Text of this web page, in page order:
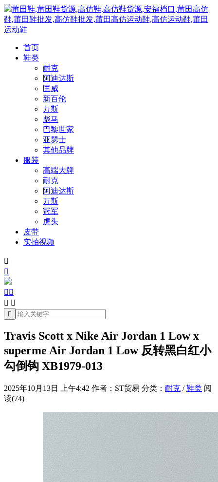
莆田鞋,莆田鞋货源,高仿鞋,高仿鞋货源,安福档口,莆田高仿
鞋,莆田鞋批发,高仿鞋批发,莆田高仿运动鞋,高仿运动鞋,莆田
运动鞋
首页
鞋类
耐克
阿迪达斯
匡威
新百伦
万斯
彪马
巴黎世家
亚瑟士
其他品牌
服装
高端大牌
耐克
阿迪达斯
万斯
冠军
虎头
皮带
实拍视频


 
 

Travis Scott x Nike Air Jordan 1 Low x
superme Air Jordan 1 Low 反转黑白红小
勾倒钩 XB1979-013
2025年10月13日 上午4:42 作者：ST贸易 分类： 耐克 /鞋类 阅
读(74)